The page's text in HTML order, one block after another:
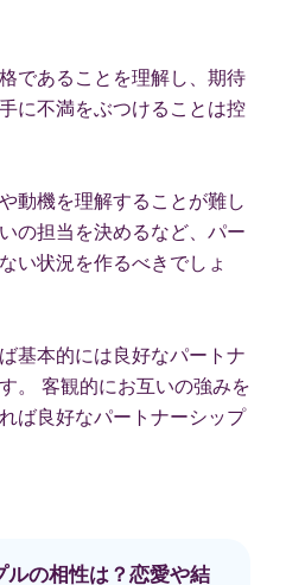
であることを理解し、期待
に不満をぶつけることは控
動機を理解することが難し
の担当を決めるなど、パー
い状況を作るべきでしょ
基本的には良好なパートナ
。 客観的にお互いの強みを
ば良好なパートナーシップ
の相性は？恋愛や結